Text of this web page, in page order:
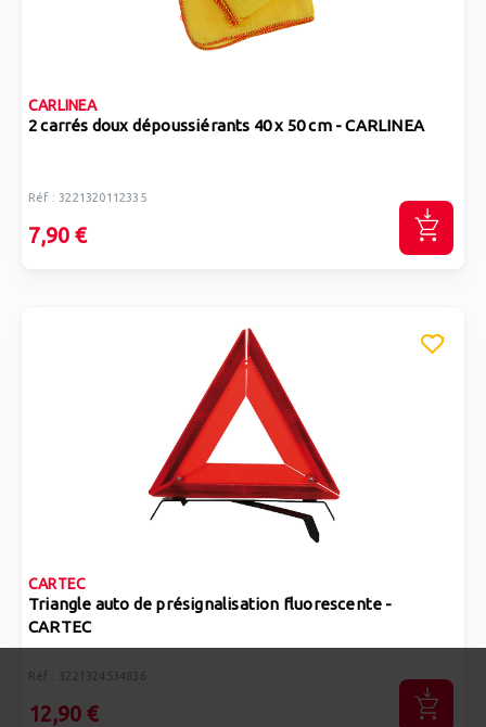
CARLINEA
2 carrés doux dépoussiérants 40 x 50 cm - CARLINEA
Réf : 3221320112335
7,90 €
CARTEC
Triangle auto de présignalisation fluorescente -
CARTEC
Réf : 3221324534836
12,90 €